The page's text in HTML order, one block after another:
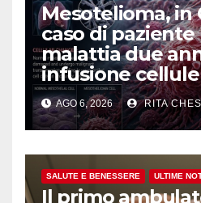
Mesotelioma, in
caso di paziente
malattia due
infusione cellule
AGO 6, 2026 RITA
SALUTE E BENESSERE ULTIME
Il primo